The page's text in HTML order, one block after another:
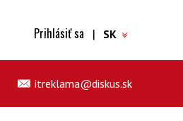
Prihlásiť sa | SK
itreklama@diskus.sk